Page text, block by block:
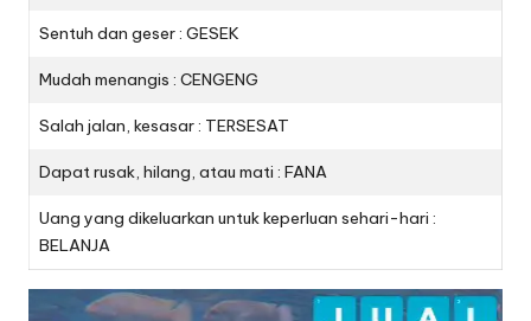
Sentuh dan geser : GESEK
Mudah menangis : CENGENG
Salah jalan, kesasar : TERSESAT
Dapat rusak, hilang, atau mati : FANA
Uang yang dikeluarkan untuk keperluan sehari-hari :
BELANJA